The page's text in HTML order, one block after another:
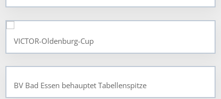
VICTOR-Oldenburg-Cup
BV Bad Essen behauptet Tabellenspitze